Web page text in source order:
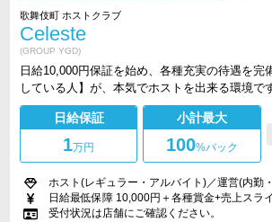
歌舞伎町 ホストクラブ
Celeste
(GROUP YGD)
日給10,000円保証を始め、各種充実の待遇を完
している人】が、本気でホストを出来る環境で
日給保証
1万円
小計最大
100%バック
ホスト(レギュラー・アルバイト)／運営(内勤
日給最低保障 10,000円＋各種賞金+売上スラ
受付状況は店舗にご確認ください。